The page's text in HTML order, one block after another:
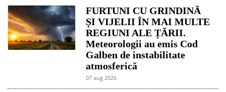
FURTUNI CU GRINDINĂ
ȘI VIJELII ÎN MAI MULTE
REGIUNI ALE ȚĂRII.
Meteorologii au emis Cod
Galben de instabilitate
atmosferică
07 aug 2026